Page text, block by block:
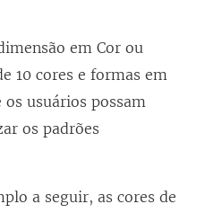
em Cor ou
10 cores e formas em
usuários possam
os padrões
a seguir, as cores de